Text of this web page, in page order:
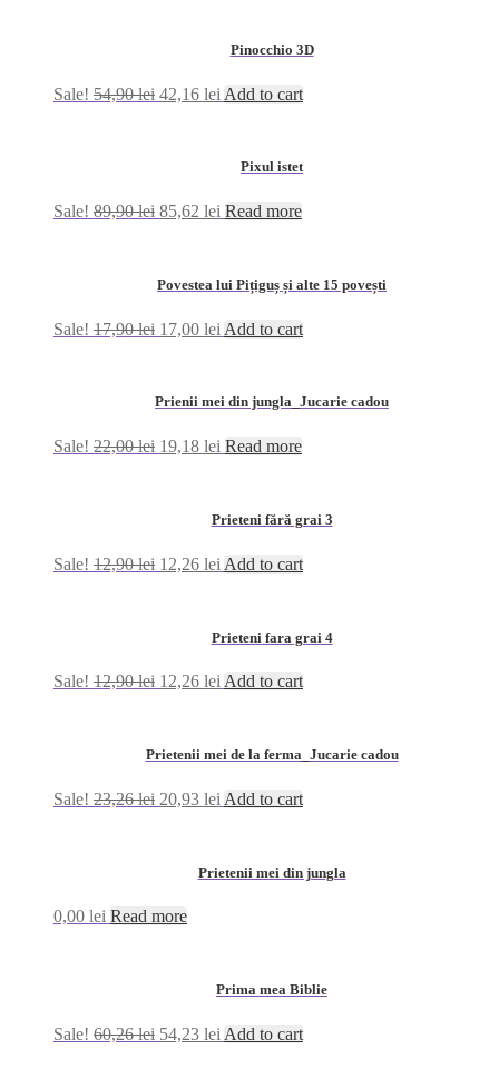
Pinocchio 3D
Sale! 54,90lei 42,16 lei Add to cart
Pixul istet
Sale! 89,90lei 85,62 lei Read more
Povestea lui Pițiguș și alte 15 povești
Sale! 17,90lei 17,00 lei Add to cart
Prienii mei din jungla_Jucarie cadou
Sale! 22,00lei 19,18 lei Read more
Prieteni fără grai 3
Sale! 12,90lei 12,26 lei Add to cart
Prieteni fara grai 4
Sale! 12,90lei 12,26 lei Add to cart
Prietenii mei de la ferma_Jucarie cadou
Sale! 23,26lei 20,93 lei Add to cart
Prietenii mei din jungla
0,00 lei Read more
Prima mea Biblie
Sale! 60,26lei 54,23 lei Add to cart